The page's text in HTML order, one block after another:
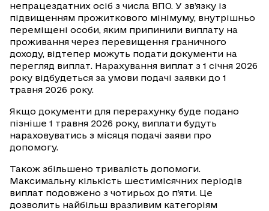
непрацездатних осіб з числа ВПО. У зв’язку із
підвищенням прожиткового мінімуму, внутрішньо
переміщені особи, яким припинили виплату на
проживання через перевищення граничного
доходу, відтепер можуть подати документи на
перегляд виплат. Нарахування виплат з 1 січня 2026
року відбудеться за умови подачі заявки до 1
травня 2026 року.
Якщо документи для перерахунку буде подано
пізніше 1 травня 2026 року, виплати будуть
нараховуватись з місяця подачі заяви про
допомогу.
Також збільшено тривалість допомоги.
Максимальну кількість шестимісячних періодів
виплат подовжено з чотирьох до п’яти. Це
дозволить найбільш вразливим категоріям